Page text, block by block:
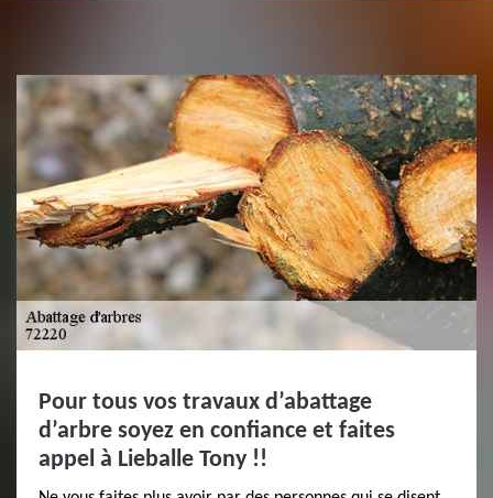
Pour tous vos travaux d’abattage
d’arbre soyez en confiance et faites
appel à Lieballe Tony !!